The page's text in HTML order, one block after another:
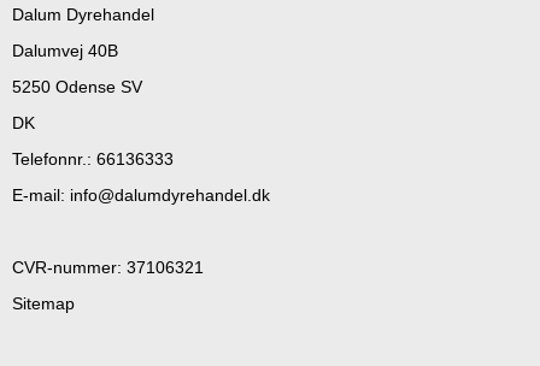
Dalum Dyrehandel
Dalumvej 40B
5250 Odense SV
DK
Telefonnr. : 66136333
E-mail: info@dalumdyrehandel.dk
CVR-nummer: 37106321
Sitemap